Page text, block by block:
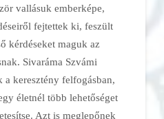
vallásuk emberképe,
fejtettek ki, feszült
kérdéseket maguk az
Sivaráma Szvámi
a keresztény felfogásban,
életnél több lehetőséget
Azt is meglepőnek